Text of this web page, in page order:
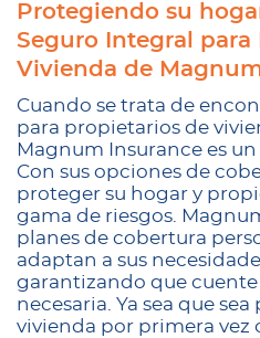
Protegiendo su
Seguro Integral para
Vivienda de
Cuando se trata de
para propietarios de
Magnum Insurance es
Con sus opciones de
proteger su hogar y
gama de riesgos.
planes de cobertura
adaptan a sus
garantizando que
necesaria. Ya sea que
vivienda por primera vez